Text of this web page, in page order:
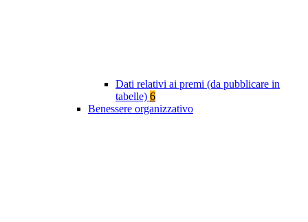
Dati relativi ai premi (da pubblicare in
tabelle) 6
Benessere organizzativo